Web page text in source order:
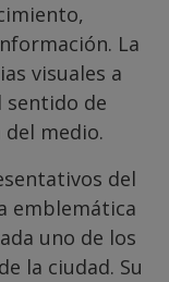
La
visuales a
sentido de
medio.
del
emblemática
uno de los
la ciudad. Su